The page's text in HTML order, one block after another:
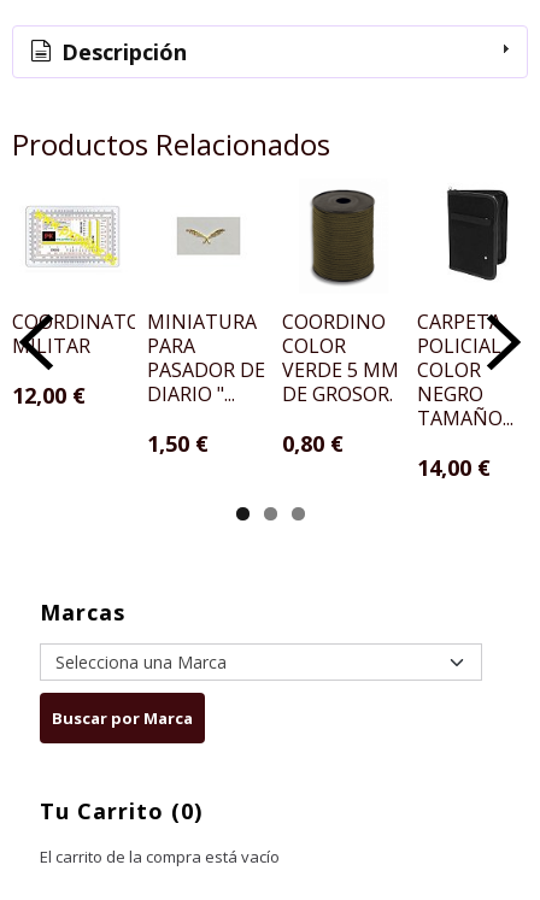
Marcas
Tu Carrito (0)
El carrito de la compra está vacío
Descripción
Productos Relacionados
COORDINATOGRAFO
MILITAR
12,00 €
MINIATURA
PARA
PASADOR DE
DIARIO "...
1,50 €
COORDINO
COLOR
VERDE 5 MM
DE GROSOR.
0,80 €
CARPETA
POLICIAL
COLOR
NEGRO
TAMAÑO...
14,00 €